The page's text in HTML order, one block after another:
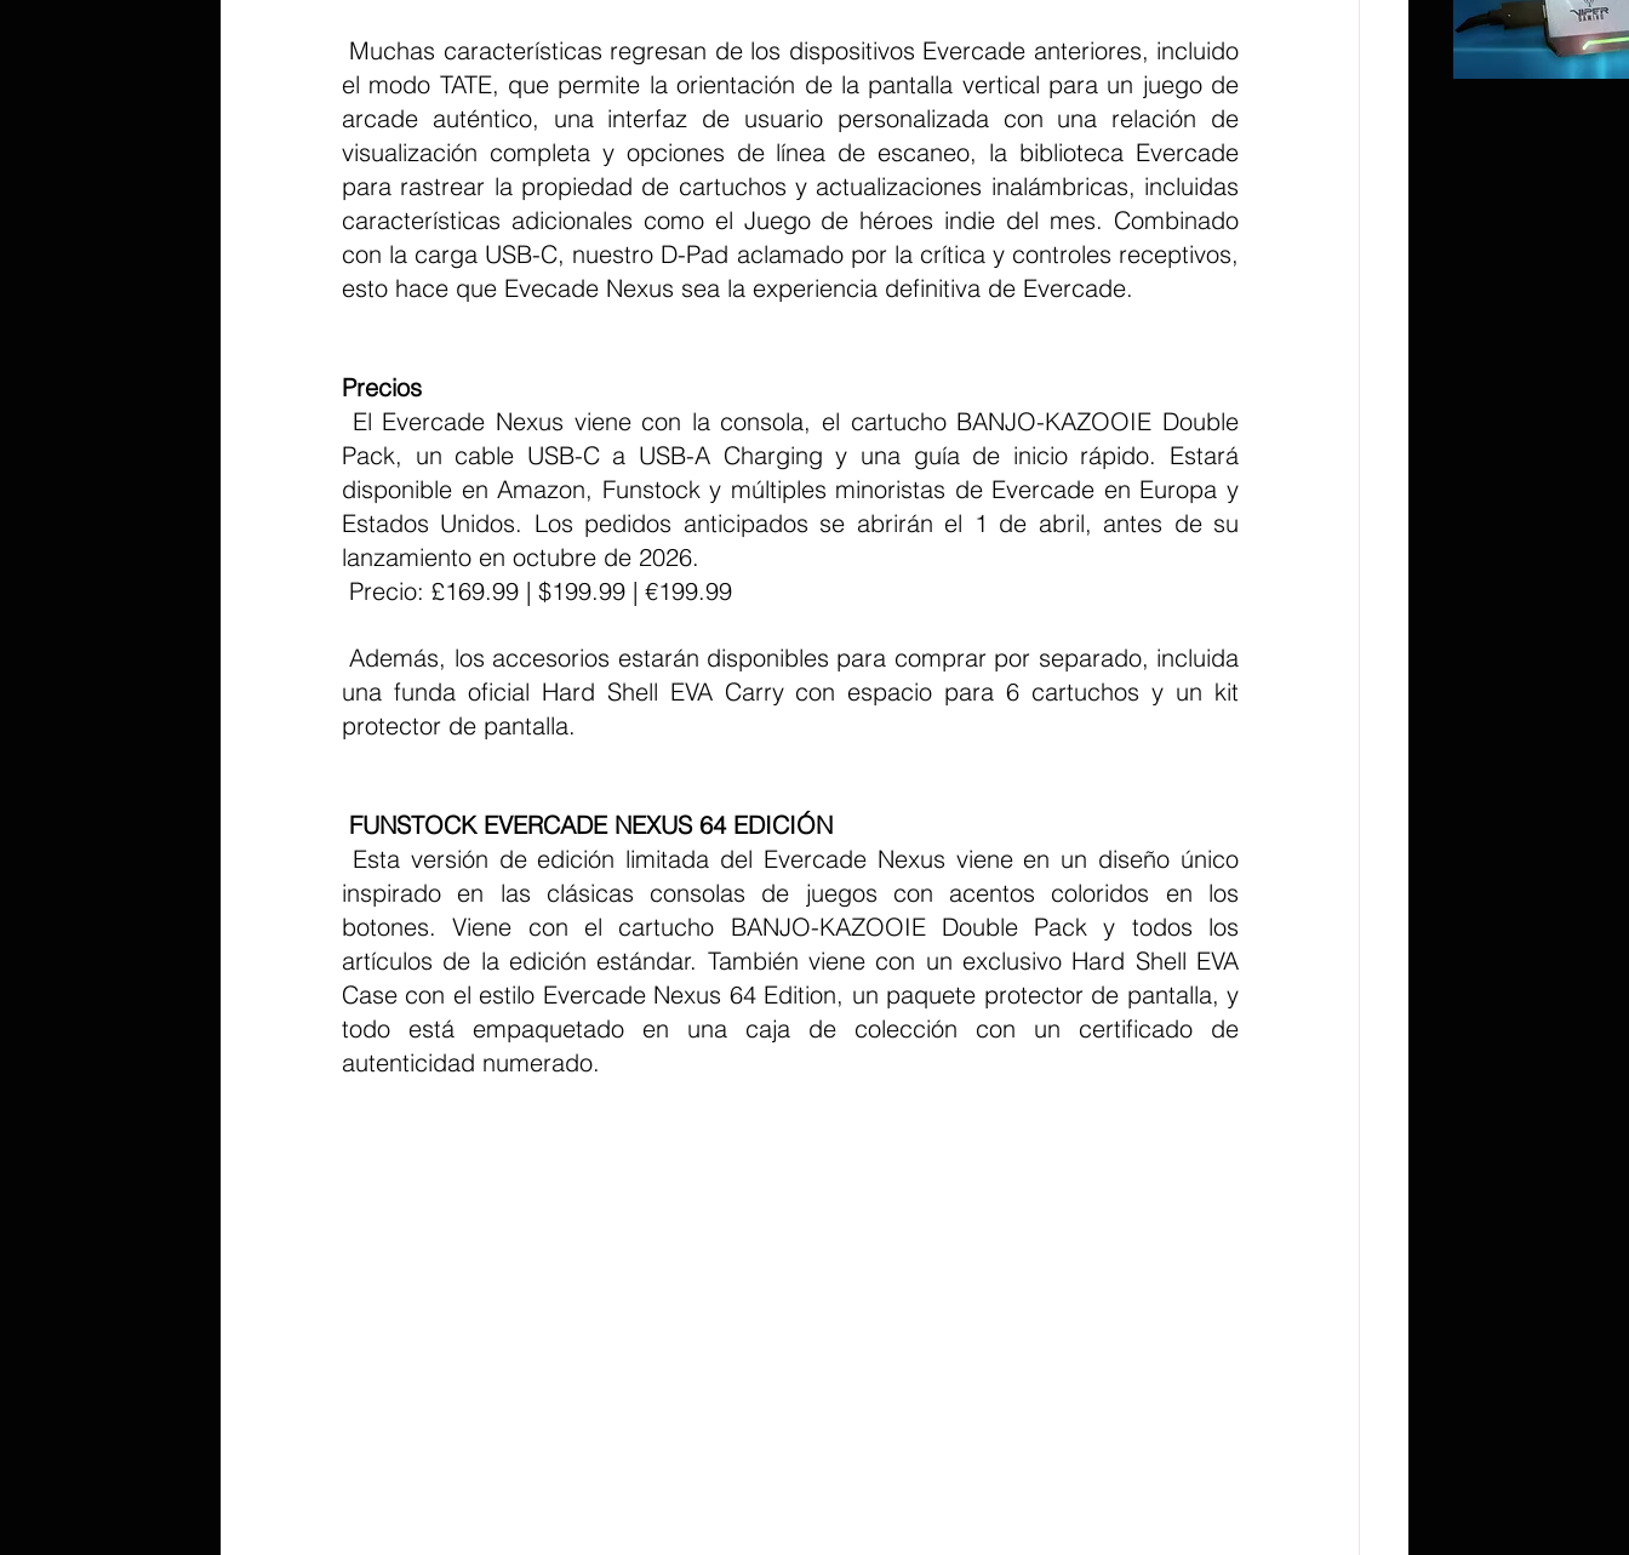
el modo TATE, que permite la orientación de la pantalla vertical para un juego de
arcade auténtico, una interfaz de usuario personalizada con una relación de
visualización completa y opciones de línea de escaneo, la biblioteca Evercade
para rastrear la propiedad de cartuchos y actualizaciones inalámbricas, incluidas
características adicionales como el Juego de héroes indie del mes. Combinado
con la carga USB-C, nuestro D-Pad aclamado por la crítica y controles receptivos,
esto hace que Evecade Nexus sea la experiencia definitiva de Evercade.
Precios
Pack, un cable USB-C a USB-A Charging y una guía de inicio rápido. Estará
disponible en Amazon, Funstock y múltiples minoristas de Evercade en Europa y
Estados Unidos. Los pedidos anticipados se abrirán el 1 de abril, antes de su
lanzamiento en octubre de 2026.
Precio: £169.99 | $199.99 | €199.99
Además, los accesorios estarán disponibles para comprar por separado, incluida
una funda oficial Hard Shell EVA Carry con espacio para 6 cartuchos y un kit
protector de pantalla.
FUNSTOCK EVERCADE NEXUS 64 EDICIÓN
inspirado en las clásicas consolas de juegos con acentos coloridos en los
botones. Viene con el cartucho BANJO-KAZOOIE Double Pack y todos los
artículos de la edición estándar. También viene con un exclusivo Hard Shell EVA
Case con el estilo Evercade Nexus 64 Edition, un paquete protector de pantalla, y
todo está empaquetado en una caja de colección con un certificado de
autenticidad numerado.